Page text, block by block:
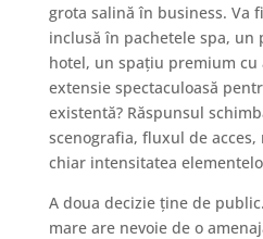
grota salină în business. Va
inclusă în pachetele spa,
hotel, un spațiu premium cu
extensie spectaculoasă
existentă? Răspunsul
scenografia, fluxul de
chiar intensitatea
A doua decizie ține de
mare are nevoie de o